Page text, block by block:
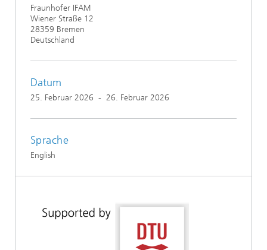
Fraunhofer IFAM
Wiener Straße 12
28359 Bremen
Deutschland
Datum
25. Februar 2026 - 26. Februar 2026
Sprache
English